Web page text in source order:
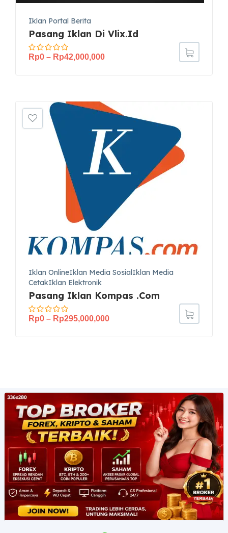
Iklan Portal Berita
Pasang Iklan Di Vlix.id
Rp0 – Rp42,000,000
Iklan OnlineIklan Media SosialIklan Media
CetakIklan Elektronik
Pasang Iklan Kompas .Com
Rp0 – Rp295,000,000